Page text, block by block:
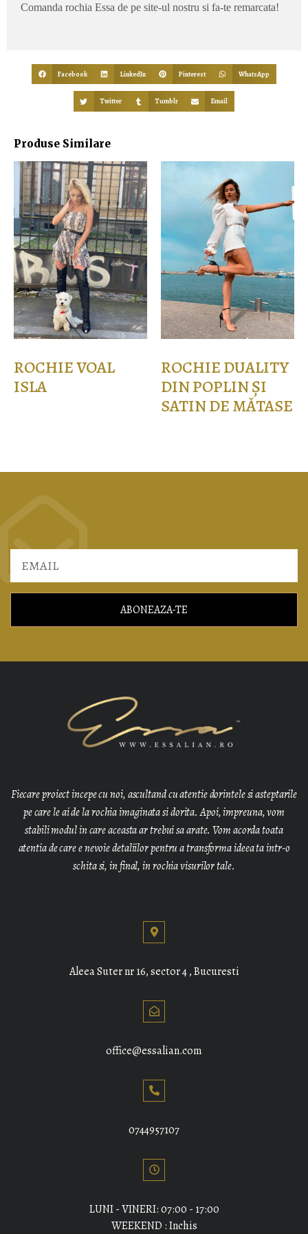
Comanda rochia Essa de pe site-ul nostru si fa-te remarcata!
Facebook LinkedIn Pinterest WhatsApp
Twitter Tumblr Email
Produse Similare
ROCHIE VOAL
ISLA
ROCHIE DUALITY
DIN POPLIN ȘI
SATIN DE MĂTASE
ABONEAZA-TE
Fiecare proiect incepe cu noi, ascultand cu atentie dorintele si asteptarile
pe care le ai de la rochia imaginata si dorita. Apoi, impreuna, vom
stabili modul in care aceasta ar trebui sa arate. Vom acorda toata
atentia de care e nevoie detaliilor pentru a transforma ideea ta intr-o
schita si, in final, in rochia visurilor tale.
Aleea Suter nr 16, sector 4 , Bucuresti
office@essalian.com
0744957107
LUNI - VINERI: 07:00 - 17:00
WEEKEND : Inchis